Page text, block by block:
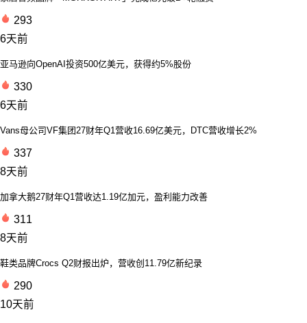
293
6天前
亚马逊向OpenAI投资500亿美元，获得约5%股份
330
6天前
Vans母公司VF集团27财年Q1营收16.69亿美元，DTC营收增长2%
337
8天前
加拿大鹅27财年Q1营收达1.19亿加元，盈利能力改善
311
8天前
鞋类品牌Crocs Q2财报出炉，营收创11.79亿新纪录
290
10天前